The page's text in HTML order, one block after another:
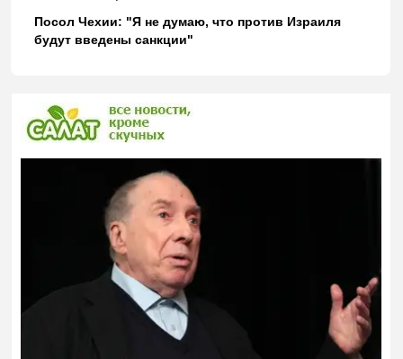
Посол Чехии: "Я не думаю, что против Израиля
будут введены санкции"